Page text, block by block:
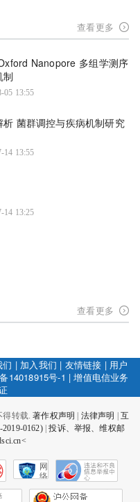
查看更多
Nanopore 多组学测序
制
05 13:55
析 菌群调控与疾病机制研究
14 13:55
14 13:25
查看更多
们 | 加入我们 | 友情链接 | 用户
14018915号-1 |增值电信业务
得转载.著作权声明 法律声明
互
0162)|投诉、举报、维权邮
网
络
会